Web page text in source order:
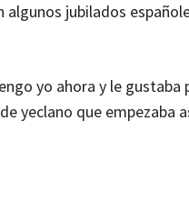
jubilados
yo ahora y le gustaba
yeclano que empezaba